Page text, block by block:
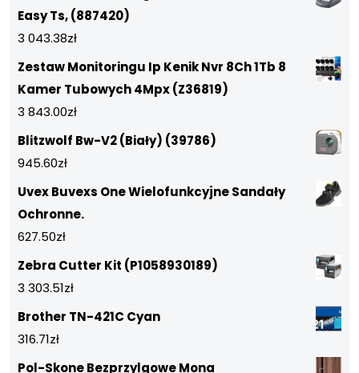
Easy Ts, (887420)
3 043.38zł
Zestaw Monitoringu Ip Kenik Nvr 8Ch 1Tb 8
Kamer Tubowych 4Mpx (Z36819)
3 843.00zł
Blitzwolf Bw-V2 (Biały) (39786)
945.60zł
Uvex Buvexs One Wielofunkcyjne Sandały
Ochronne.
627.50zł
Zebra Cutter Kit (P1058930189)
3 303.51zł
Brother TN-421C Cyan
316.71zł
Pol-Skone Bezprzylgowe Mona